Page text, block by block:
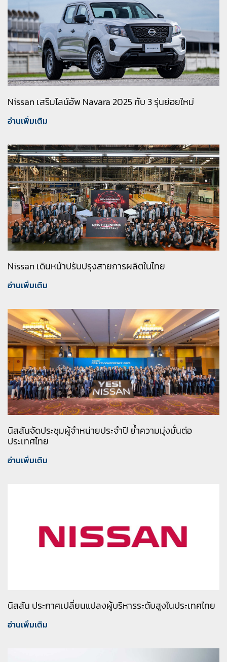
Nissan เสริมไลน์อัพ Navara 2025 กับ 3 รุ่นย่อยใหม่
อ่านเพิ่มเติม
Nissan เดินหน้าปรับปรุงสายการผลิตในไทย
อ่านเพิ่มเติม
นิสสันจัดประชุมผู้จำหน่ายประจำปี ย้ำความมุ่งมั่นต่อ
ประเทศไทย
อ่านเพิ่มเติม
นิสสัน ประกาศเปลี่ยนแปลงผู้บริหารระดับสูงในประเทศไทย
อ่านเพิ่มเติม